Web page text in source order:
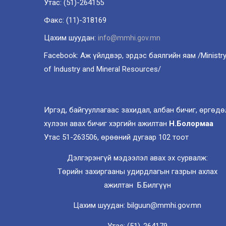
Утас: (51)-264155
Факс: (11)-318169
Цахим шуудан: info@mmhi.gov.mn
Facebook: Аж үйлдвэр, эрдэс баялгийн яам /Ministry
of Industry and Mineral Resources/
Иргэд, байгууллагаас захидал, албан бичиг,
хүлээн авах бичиг хэргийн ажилтан Н.Болормаа
Утас 51-263506, өрөөний дугаар 102 тоот
Дэлгэрэнгүй мэдээлэл авах эх сурвалж:
Төрийн захиргааны удирдлагын газрын ахлах
ажилтан Б.Билгүүн
Цахим шуудан: bilguun@mmhi.gov.mn